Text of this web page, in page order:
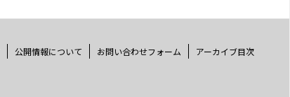
公開情報について お問い合わせフォーム アーカイブ目次